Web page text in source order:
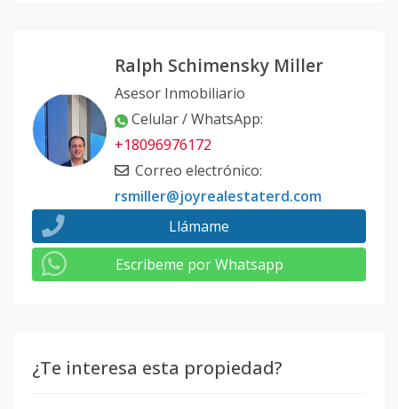
Ralph Schimensky Miller
Asesor Inmobiliario
Celular / WhatsApp:
+18096976172
Correo electrónico:
rsmiller@joyrealestaterd.com
Llámame
Escribeme por Whatsapp
¿Te interesa esta propiedad?